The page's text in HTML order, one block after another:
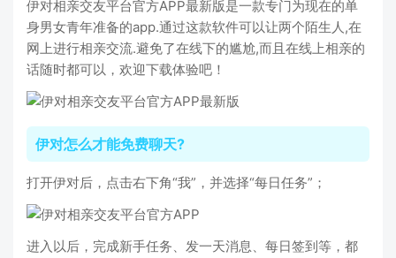
伊对相亲交友平台官方APP最新版是一款专门为现在的单
身男女青年准备的app.通过这款软件可以让两个陌生人,在
网上进行相亲交流.避免了在线下的尴尬,而且在线上相亲的
话随时都可以，欢迎下载体验吧！
伊对怎么才能免费聊天?
打开伊对后，点击右下角“我”，并选择“每日任务”；
进入以后，完成新手任务、发一天消息、每日签到等，都